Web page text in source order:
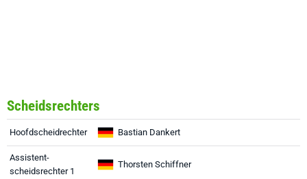
Scheidsrechters
Hoofdscheidrechter Bastian Dankert
Assistent-
scheidsrechter 1
Thorsten Schiffner